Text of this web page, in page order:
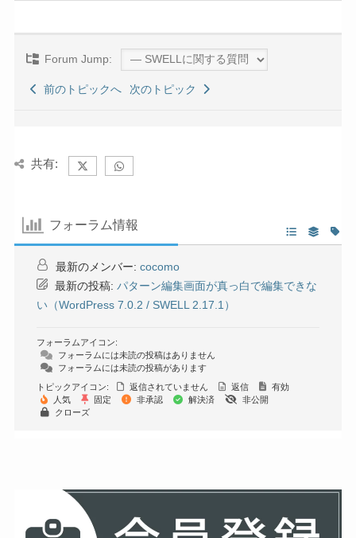
Forum Jump:
前のトピックへ 次のトピック
共有:
フォーラム情報
最新のメンバー: cocomo
最新の投稿: パターン編集画面が真っ白で編集できな
い（WordPress 7.0.2 / SWELL 2.17.1）
フォーラムアイコン:
フォーラムには未読の投稿はありません
フォーラムには未読の投稿があります
トピックアイコン:
返信されていません 返信
有効
人気
固定 非承認 解決済
非公開
クローズ